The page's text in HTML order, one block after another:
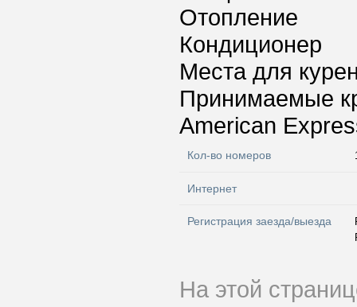
Отопление
Кондиционер
Места для
Принимаемые
American
Кол-во номеров
Интернет
Регистрация заезда/выезда
На этой